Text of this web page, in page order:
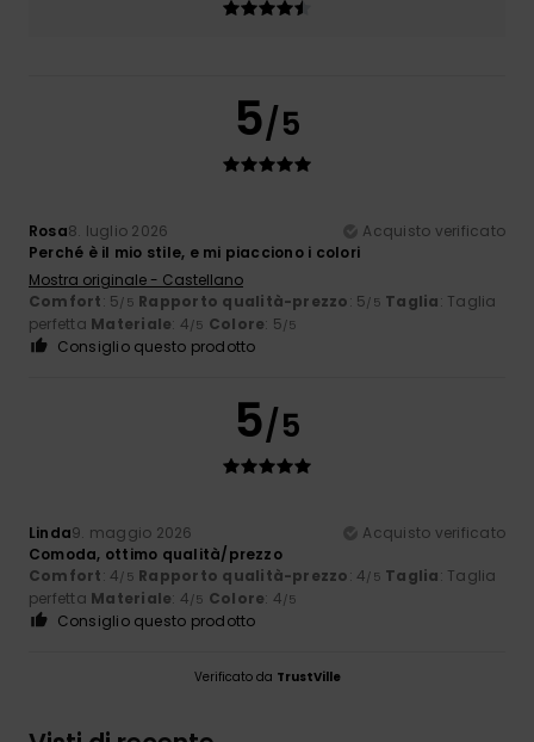
5/5
Rosa8. luglio 2026
Acquisto verificato
Perché è il mio stile, e mi piacciono i colori
Mostra originale - Castellano
Comfort: 5/5 Rapporto qualità-prezzo: 5/5 Taglia: Taglia
perfetta Materiale: 4/5 Colore: 5/5
Consiglio questo prodotto
5/5
Linda9. maggio 2026
Acquisto verificato
Comoda, ottimo qualità/prezzo
Comfort: 4/5 Rapporto qualità-prezzo: 4/5 Taglia: Taglia
perfetta Materiale: 4/5 Colore: 4/5
Consiglio questo prodotto
Verificato da TrustVille